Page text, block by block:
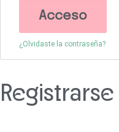
Acceso
¿Olvidaste la contraseña?
Registrarse